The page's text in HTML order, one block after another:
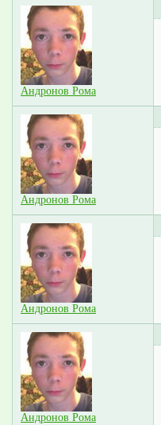
Андронов Рома
Андронов Рома
Андронов Рома
Андронов Рома